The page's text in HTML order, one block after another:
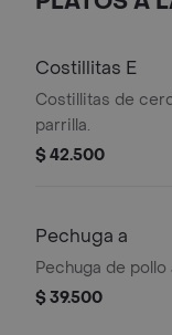
Costillitas E
Costillitas de
parrilla.
$ 42.500
Pechuga a
Pechuga de pollo
$ 39.500